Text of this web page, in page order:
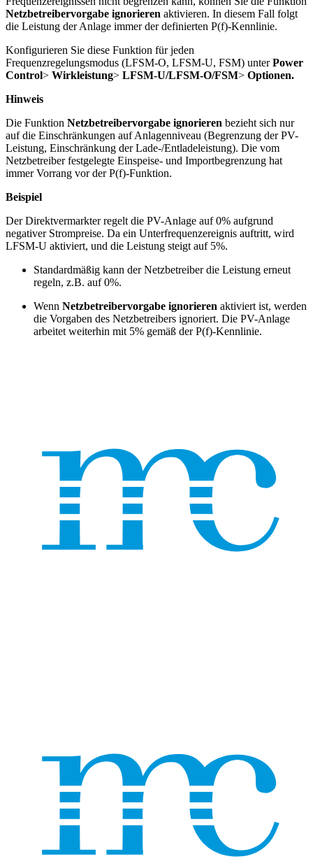
Netzbetreibervorgabe ignorieren aktivieren. In diesem Fall folgt
die Leistung der Anlage immer der definierten P(f)-Kennlinie.
Konfigurieren Sie diese Funktion für jeden
Frequenzregelungsmodus (LFSM-O, LFSM-U, FSM) unterPower
Control> Wirkleistung> LFSM-U/LFSM-O/FSM> Optionen.
Hinweis
Die Funktion Netzbetreibervorgabe ignorieren bezieht sich nur
auf die Einschränkungen auf Anlagenniveau (Begrenzung der PV-
Leistung, Einschränkung der Lade-/Entladeleistung). Die vom
Netzbetreiber festgelegte Einspeise- und Importbegrenzung hat
immer Vorrang vor der P(f)-Funktion.
Beispiel
Der Direktvermarkter regelt die PV-Anlage auf 0% aufgrund
negativer Strompreise. Da ein Unterfrequenzereignis auftritt, wird
LFSM-U aktiviert, und die Leistung steigt auf 5%.
Standardmäßig kann der Netzbetreiber die Leistung erneut
regeln, z.B. auf 0%.
Wenn Netzbetreibervorgabe ignorieren aktiviert ist, werden
die Vorgaben des Netzbetreibers ignoriert. Die PV-Anlage
arbeitet weiterhin mit 5% gemäß der P(f)-Kennlinie.